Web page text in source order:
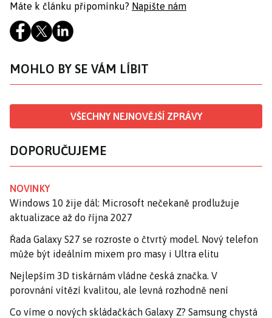
Máte k článku připomínku? Napište nám
MOHLO BY SE VÁM LÍBIT
VŠECHNY NEJNOVĚJŠÍ ZPRÁVY
DOPORUČUJEME
NOVINKY
Windows 10 žije dál: Microsoft nečekaně prodlužuje
aktualizace až do října 2027
Řada Galaxy S27 se rozroste o čtvrtý model. Nový telefon
může být ideálním mixem pro masy i Ultra elitu
Nejlepším 3D tiskárnám vládne česká značka. V
porovnání vítězí kvalitou, ale levná rozhodně není
Co víme o nových skládačkách Galaxy Z? Samsung chystá